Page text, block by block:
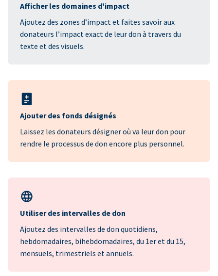
Afficher les domaines d'impact
Ajoutez des zones d’impact et faites savoir aux
donateurs l’impact exact de leur don à travers du
texte et des visuels.
Ajouter des fonds désignés
Laissez les donateurs désigner où va leur don pour
rendre le processus de don encore plus personnel.
Utiliser des intervalles de don
Ajoutez des intervalles de don quotidiens,
hebdomadaires, bihebdomadaires, du 1er et du 15,
mensuels, trimestriels et annuels.